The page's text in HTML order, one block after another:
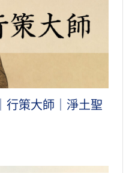
行策大師｜淨土聖